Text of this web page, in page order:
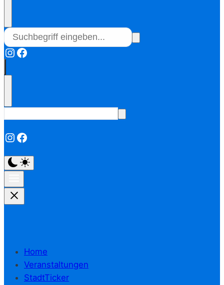
Instagram
Facebook
Instagram
Facebook
Home
Veranstaltungen
StadtTicker